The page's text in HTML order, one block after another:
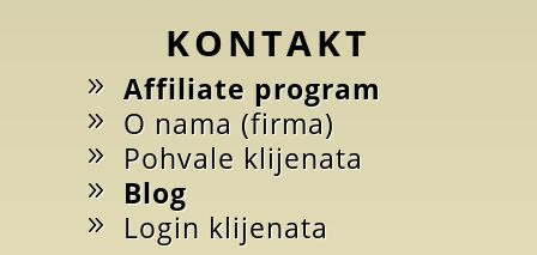
KONTAKT
Affiliate program
O nama (firma)
Pohvale klijenata
Blog
Login klijenata